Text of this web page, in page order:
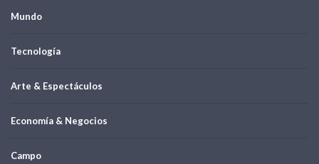
Mundo
Tecnología
Arte & Espectáculos
Economía & Negocios
Campo